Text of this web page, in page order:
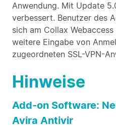
Anwendung. Mit Update
verbessert. Benutzer des
sich am Collax
weitere Eingabe von
zugeordneten SSL-VPN-
Hinweise
Add-on Software:
Avira Antivir